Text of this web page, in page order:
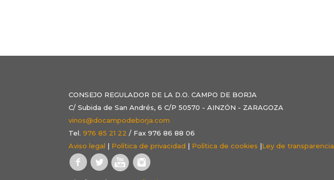
CONSEJO REGULADOR DE LA D.O. CAMPO DE BORJA
C/ Subida de San Andrés, 6 C/P 50570 - AINZÓN - ZARAGOZA
vinos@docampodeborja.com
Tel.976 85 21 22 / Fax 976 86 88 06
Aviso legal | Política de privacidad | Política de cookies |Ley de transparencia